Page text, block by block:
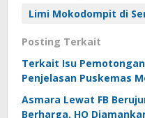
Limi Mokodompit di
Posting Terkait
Terkait Isu
Penjelasan Puskemas
Asmara Lewat FB
Berharga, HO